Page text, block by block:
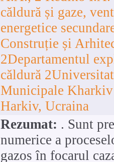
căldură și gaze,
energetice
Construție și
2Departamentul
căldură
Municipale
Harkiv, Ucraina
Rezumat: . Sunt
numerice a
gazos în focarul